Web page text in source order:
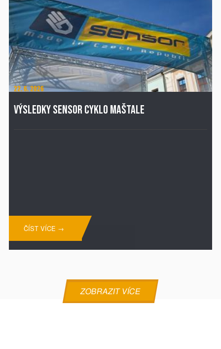
22. 6. 2026
VÝSLEDKY SENSOR CYKLO MAŠTALE
ČÍST VÍCE →
ZOBRAZIT VÍCE